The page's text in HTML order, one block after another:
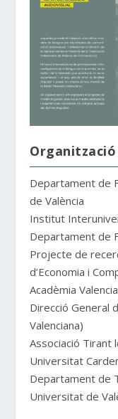
Departament de
de València
Institut
Departament de
Projecte de
d’Economia i
Acadèmia
Direcció General
Valenciana)
Associació Tirant
Universitat
Departament de
Universitat de